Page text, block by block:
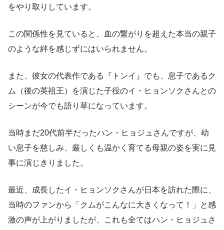
をやり取りしています。
この関係性を見ていると、血の繋がりを超えた本当の親子
のような絆を感じずにはいられません。
また、彼女の代表作である『トンイ』でも、息子であるク
ム（後の英祖王）を演じた子役のイ・ヒョンソクさんとの
シーンが今でも語り草になっています。
当時まだ20代前半だったハン・ヒョジュさんですが、幼
い息子を慈しみ、厳しくも温かく育てる母親の姿を実に見
事に演じきりました。
最近、成長したイ・ヒョンソクさんが日本を訪れた際に、
当時のファンから「クムがこんなに大きくなって！」と感
激の声が上がりましたが、これも全てはハン・ヒョジュさ